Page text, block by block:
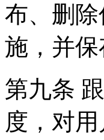
布、删
施，并保
第九条
度，对